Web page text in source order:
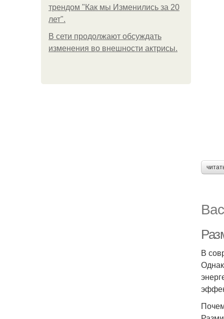
трендом "Как мы Изменились за 20
лет".
В сети продолжают обсуждать
изменения во внешности актрисы.
В